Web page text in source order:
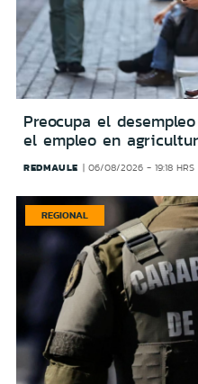
Preocupa el
el empleo en
REDMAULE 06/08/2026 - 19:18 HRS
REGIONAL